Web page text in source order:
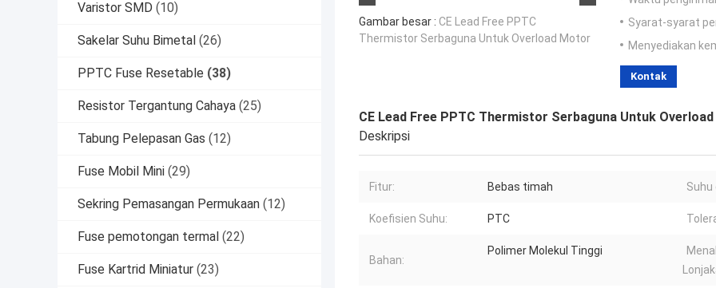
Varistor SMD (10)
Sakelar Suhu Bimetal (26)
PPTC Fuse Resetable (38)
Resistor Tergantung Cahaya (25)
Tabung Pelepasan Gas (12)
Fuse Mobil Mini (29)
Sekring Pemasangan Permukaan (12)
Fuse pemotongan termal (22)
Fuse Kartrid Miniatur (23)
Gambar besar : CE Lead Free PPTC
Thermistor Serbaguna Untuk Overload Motor
Syarat-syarat
Menyediakan
Kontak
CE Lead Free PPTC Thermistor Serbaguna Untuk
Deskripsi
Fitur: Bebas timah Suhu
Koefisien Suhu: PTC
Bahan:
Polimer Molekul Tinggi